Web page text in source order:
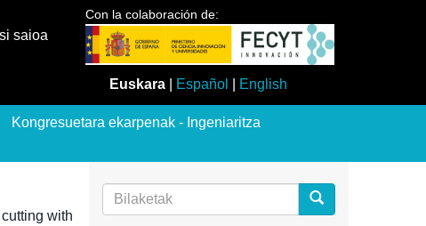
Con la colaboración de:
Euskara Español English
saioa
Kongresuetara ekarpenak - Ingeniaritza
with